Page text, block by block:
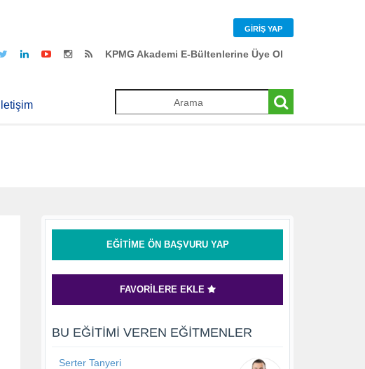
GIRIŞ YAP
KPMG Akademi E-Bültenlerine Üye Ol
İletişim
EĞITIME ÖN BAŞVURU YAP
FAVORILERE EKLE
BU EĞITIMI VEREN EĞITMENLER
Serter Tanyeri